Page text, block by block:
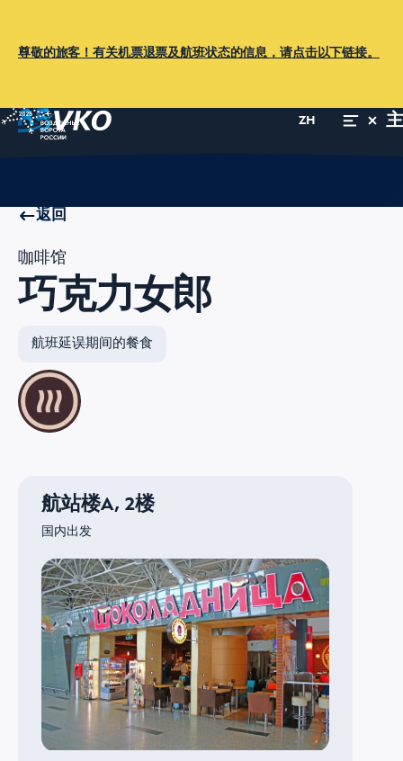
尊敬的旅客！有关机票退票及航班状态的信息，请点击以下链接。
ZH
返回
咖啡馆
巧克力女郎
航班延误期间的餐食
航站楼A, 2楼
国内出发